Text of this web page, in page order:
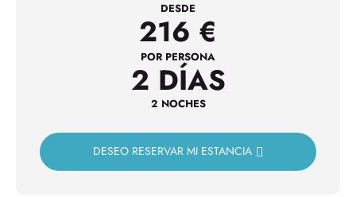
DESDE
216 €
POR PERSONA
2 DÍAS
2 NOCHES
DESEO RESERVAR MI ESTANCIA